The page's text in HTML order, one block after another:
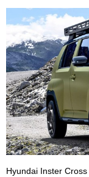
Hyundai Inster